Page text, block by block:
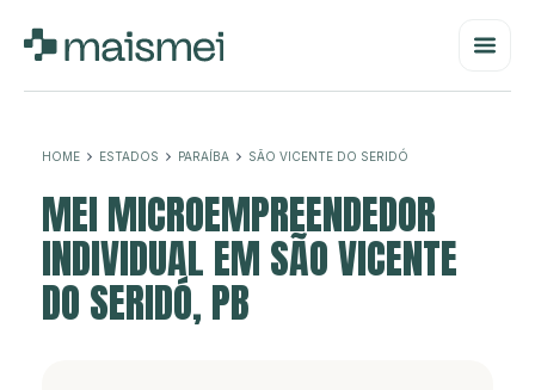
HOME ESTADOS PARAÍBA SÃO VICENTE DO SERIDÓ
MEI MICROEMPREENDEDOR
INDIVIDUAL EM SÃO VICENTE
DO SERIDÓ, PB